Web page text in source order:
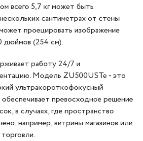
всего 5,7 кг может быть
сантиметрах от стены
проецировать изображение
дюймов (254 см).
работу 24/7 и
Модель ZU500USTe - это
ультракороткофокусный
превосходное решение
в случаях, где пространство
например, витрины магазинов или